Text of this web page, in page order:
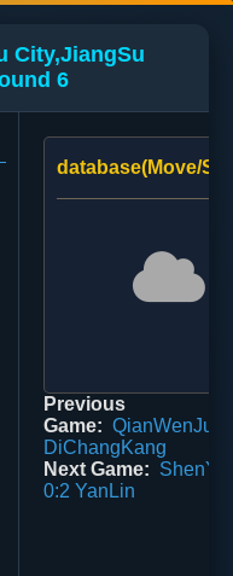
City,JiangSu
6
database(Move/
Previous
Game: QianWenJun
DiChangKang
Next Game:
0:2 YanLin